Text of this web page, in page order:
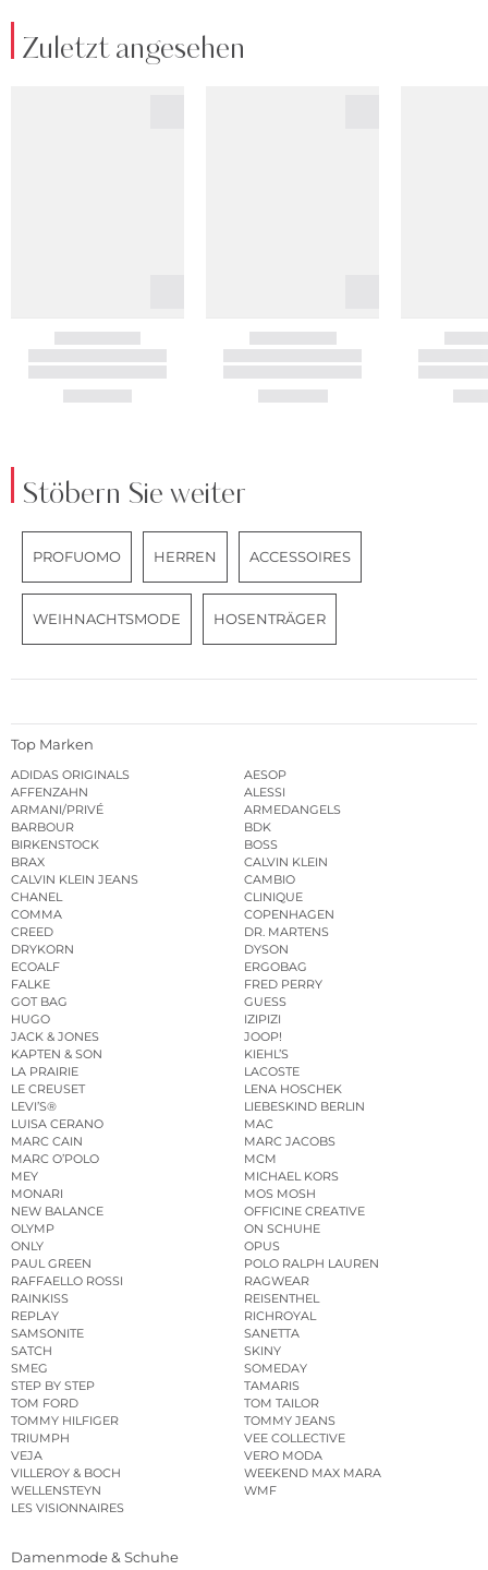
Zuletzt angesehen
Stöbern Sie weiter
PROFUOMO HERREN ACCESSOIRES
WEIHNACHTSMODE HOSENTRÄGER
Top Marken
ADIDAS ORIGINALS
AESOP
AFFENZAHN
ALESSI
ARMANI/PRIVÉ
ARMEDANGELS
BARBOUR
BDK
BIRKENSTOCK
BOSS
BRAX
CALVIN KLEIN
CALVIN KLEIN JEANS
CAMBIO
CHANEL
CLINIQUE
COMMA
COPENHAGEN
CREED
DR. MARTENS
DRYKORN
DYSON
ECOALF
ERGOBAG
FALKE
FRED PERRY
GOT BAG
GUESS
HUGO
IZIPIZI
JACK & JONES
JOOP!
KAPTEN & SON
KIEHL’S
LA PRAIRIE
LACOSTE
LE CREUSET
LENA HOSCHEK
LEVI’S®
LIEBESKIND BERLIN
LUISA CERANO
MAC
MARC CAIN
MARC JACOBS
MARC O’POLO
MCM
MEY
MICHAEL KORS
MONARI
MOS MOSH
NEW BALANCE
OFFICINE CREATIVE
OLYMP
ON SCHUHE
ONLY
OPUS
PAUL GREEN
POLO RALPH LAUREN
RAFFAELLO ROSSI
RAGWEAR
RAINKISS
REISENTHEL
REPLAY
RICHROYAL
SAMSONITE
SANETTA
SATCH
SKINY
SMEG
SOMEDAY
STEP BY STEP
TAMARIS
TOM FORD
TOM TAILOR
TOMMY HILFIGER
TOMMY JEANS
TRIUMPH
VEE COLLECTIVE
VEJA
VERO MODA
VILLEROY & BOCH
WEEKEND MAX MARA
WELLENSTEYN
WMF
LES VISIONNAIRES
Damenmode & Schuhe